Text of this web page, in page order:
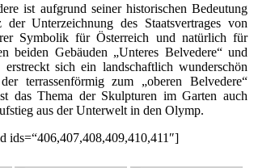
ist aufgrund seiner historischen Bedeutung
der Unterzeichnung des Staatsvertrages von
Symbolik für Österreich und natürlich für
beiden Gebäuden „Unteres Belvedere“ und
erstreckt sich ein landschaftlich wunderschön
terrassenförmig zum „oberen Belvedere“
das Thema der Skulpturen im Garten auch
aus der Unterwelt in den Olymp.
ids=“406,407,408,409,410,411″]